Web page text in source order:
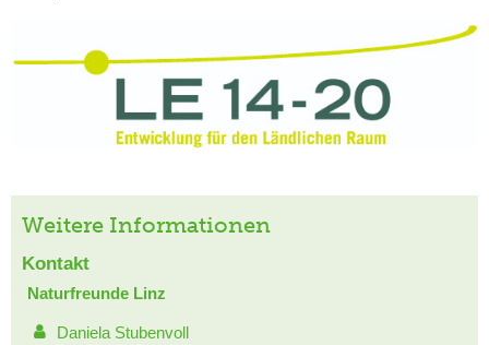
Weitere Informationen
Kontakt
Naturfreunde Linz
Daniela Stubenvoll